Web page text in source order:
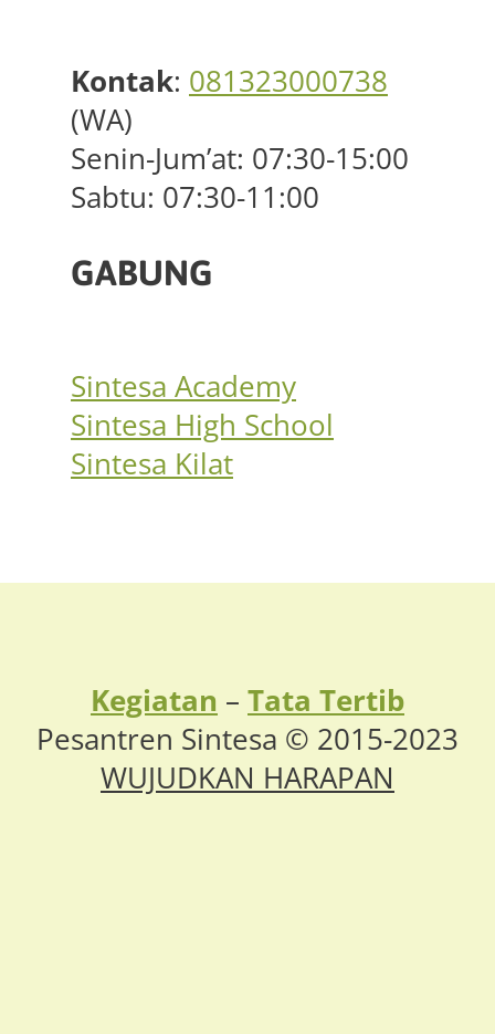
Kontak: 081323000738
(WA)
Senin-Jum’at: 07:30-15:00
Sabtu: 07:30-11:00
GABUNG
Sintesa Academy
Sintesa High School
Sintesa Kilat
Kegiatan – Tata Tertib
Pesantren Sintesa © 2015-2023
WUJUDKAN HARAPAN